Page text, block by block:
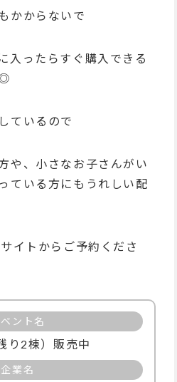
かからないで
入ったらすぐ購入できる
ているので
や、小さなお子さんがい
ている方にもうれしい配
イトからご予約くださ
ント名
り2棟）販売中
企業名